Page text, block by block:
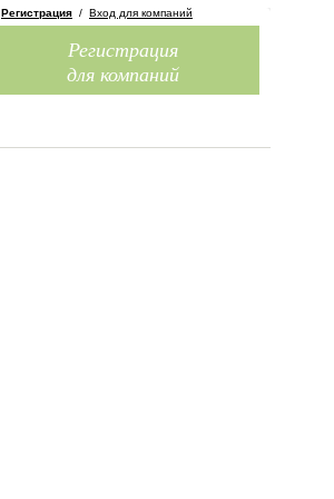
Регистрация / Вход для компаний
Регистрация
для компаний